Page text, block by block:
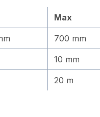
Max
700 mm
10 mm
20 m